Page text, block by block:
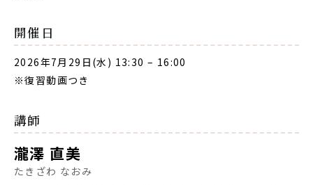
開催日
2026年7月29日(水) 13:30 – 16:00
※復習動画つき
講師
瀧澤 直美
たきざわ なおみ